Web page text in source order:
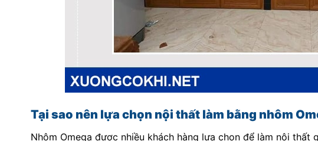
Tại sao nên lựa chọn nội thất làm bằng nhôm
Nhôm Omega được nhiều khách hàng lựa chọn để làm nội